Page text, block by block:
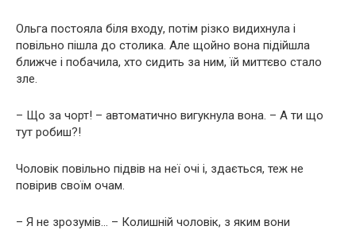
Ольга постояла біля входу, потім різко видихнула і
повільно пішла до столика. Але щойно вона підійшла
ближче і побачила, хто сидить за ним, їй миттєво стало
зле.
– Що за чорт! – автоматично вигукнула вона. – А ти що
тут робиш?!
Чоловік повільно підвів на неї очі і, здається, теж не
повірив своїм очам.
– Я не зрозумів… – Колишній чоловік, з яким вони